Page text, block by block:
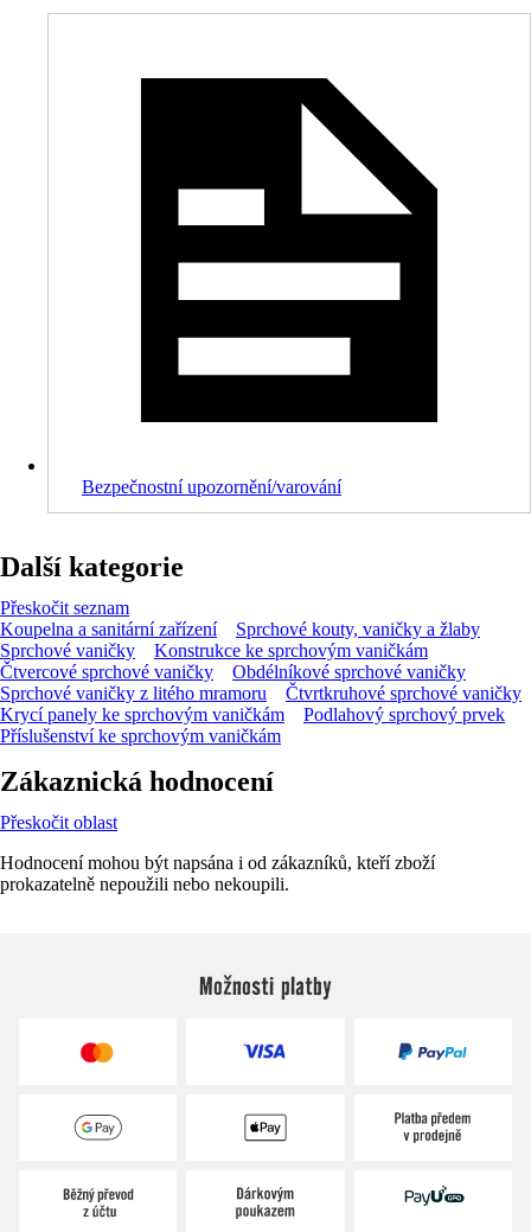
Bezpečnostní upozornění/varování
Další kategorie
Přeskočit seznam
Koupelna a sanitární zařízení
Sprchové kouty, vaničky a žlaby
Sprchové vaničky
Konstrukce ke sprchovým vaničkám
Čtvercové sprchové vaničky
Obdélníkové sprchové vaničky
Sprchové vaničky z litého mramoru
Čtvrtkruhové sprchové vaničky
Krycí panely ke sprchovým vaničkám
Podlahový sprchový prvek
Příslušenství ke sprchovým vaničkám
Zákaznická hodnocení
Přeskočit oblast
Hodnocení mohou být napsána i od zákazníků, kteří zboží
prokazatelně nepoužili nebo nekoupili.
Možnosti platby